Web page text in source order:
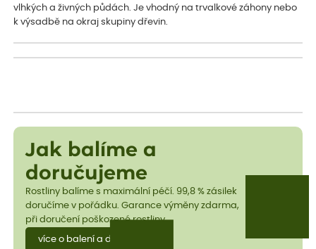
vlhkých a živných půdách. Je vhodný na trvalkové záhony nebo
k výsadbě na okraj skupiny dřevin.
Jak balíme a
doručujeme
Rostliny balíme s maximální péčí. 99,8 % zásilek
doručíme v pořádku. Garance výměny zdarma,
při doručení poškozené rostliny.
více o balení a dopravě